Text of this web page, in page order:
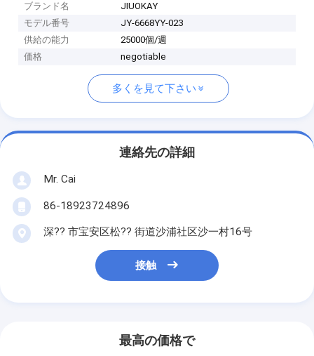
ブランド名
JIUOKAY
モデル番号
JY-6668YY-023
供給の能力
25000個/週
価格
negotiable
多くを見て下さい
連絡先の詳細
Mr. Cai
86-18923724896
深?? 市宝安区松?? 街道沙浦社区沙一村16号
接触
最高の価格で